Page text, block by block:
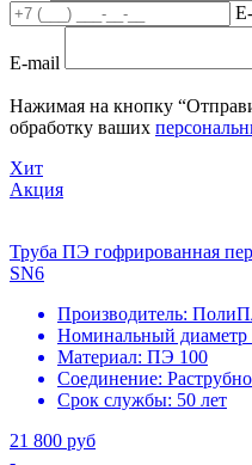
E-mail
Нажимая на кнопку
обработку ваших
Хит
Акция
Труба ПЭ гофрированная
SN6
Производитель:
Номинальный диаметр
Материал: ПЭ 100
Соединение:
Срок службы: 50 лет
21 800 руб